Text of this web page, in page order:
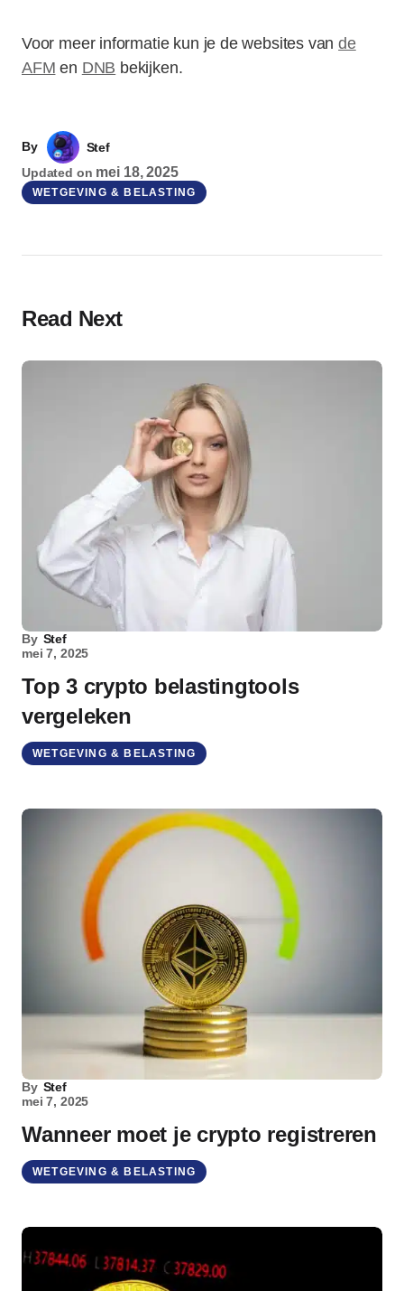
Voor meer informatie kun je de websites vande
AFM en DNB bekijken.
By
Stef
Updated on mei 18, 2025
WETGEVING & BELASTING
Read Next
By Stef
mei 7, 2025
Top 3 crypto belastingtools
vergeleken
WETGEVING & BELASTING
By Stef
mei 7, 2025
Wanneer moet je crypto registreren
WETGEVING & BELASTING